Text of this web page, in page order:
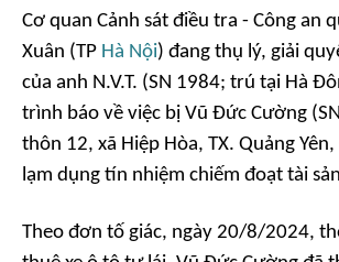
Cơ quan Cảnh sát điều tra - Công an
Xuân (TP Hà Nội) đang thụ lý, giải
của anh N.V.T. (SN 1984; trú tại Hà
trình báo về việc bị Vũ Đức Cường
thôn 12, xã Hiệp Hòa, TX. Quảng
lạm dụng tín nhiệm chiếm đoạt tài
Theo đơn tố giác, ngày 20/8/2024,